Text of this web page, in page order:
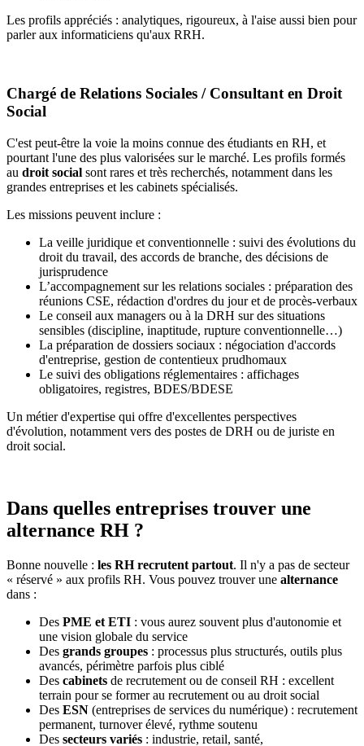
Les profils appréciés : analytiques, rigoureux, à l'aise aussi bien pour
parler aux informaticiens qu'aux RRH.
Chargé de Relations Sociales / Consultant en Droit
Social
C'est peut-être la voie la moins connue des étudiants en RH, et
pourtant l'une des plus valorisées sur le marché. Les profils formés
au droit social sont rares et très recherchés, notamment dans les
grandes entreprises et les cabinets spécialisés.
Les missions peuvent inclure :
La veille juridique et conventionnelle : suivi des évolutions du
droit du travail, des accords de branche, des décisions de
jurisprudence
L’accompagnement sur les relations sociales : préparation des
réunions CSE, rédaction d'ordres du jour et de procès-verbaux
Le conseil aux managers ou à la DRH sur des situations
sensibles (discipline, inaptitude, rupture conventionnelle…)
La préparation de dossiers sociaux : négociation d'accords
d'entreprise, gestion de contentieux prudhomaux
Le suivi des obligations réglementaires : affichages
obligatoires, registres, BDES/BDESE
Un métier d'expertise qui offre d'excellentes perspectives
d'évolution, notamment vers des postes de DRH ou de juriste en
droit social.
Dans quelles entreprises trouver une
alternance RH ?
Bonne nouvelle : les RH recrutent partout. Il n'y a pas de secteur
« réservé » aux profils RH. Vous pouvez trouver une alternance
dans :
Des PME et ETI : vous aurez souvent plus d'autonomie et
une vision globale du service
Des grands groupes : processus plus structurés, outils plus
avancés, périmètre parfois plus ciblé
Des cabinets de recrutement ou de conseil RH : excellent
terrain pour se former au recrutement ou au droit social
Des ESN (entreprises de services du numérique) : recrutement
permanent, turnover élevé, rythme soutenu
Des secteurs variés : industrie, retail, santé,